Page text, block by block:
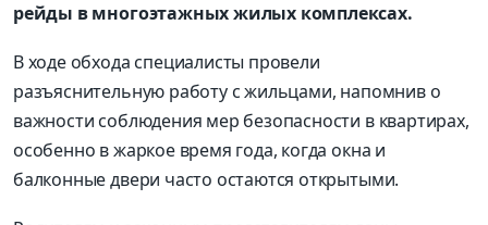
рейды в многоэтажных жилых комплексах.
В ходе обхода специалисты провели
разъяснительную работу с жильцами, напомнив о
важности соблюдения мер безопасности в квартирах,
особенно в жаркое время года, когда окна и
балконные двери часто остаются открытыми.